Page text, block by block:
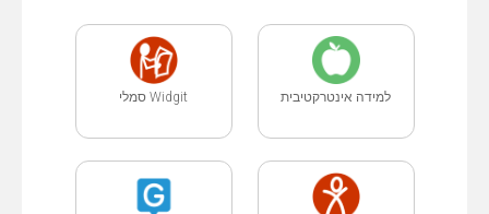
למידה אינטרקטיבית Widgit סמלי